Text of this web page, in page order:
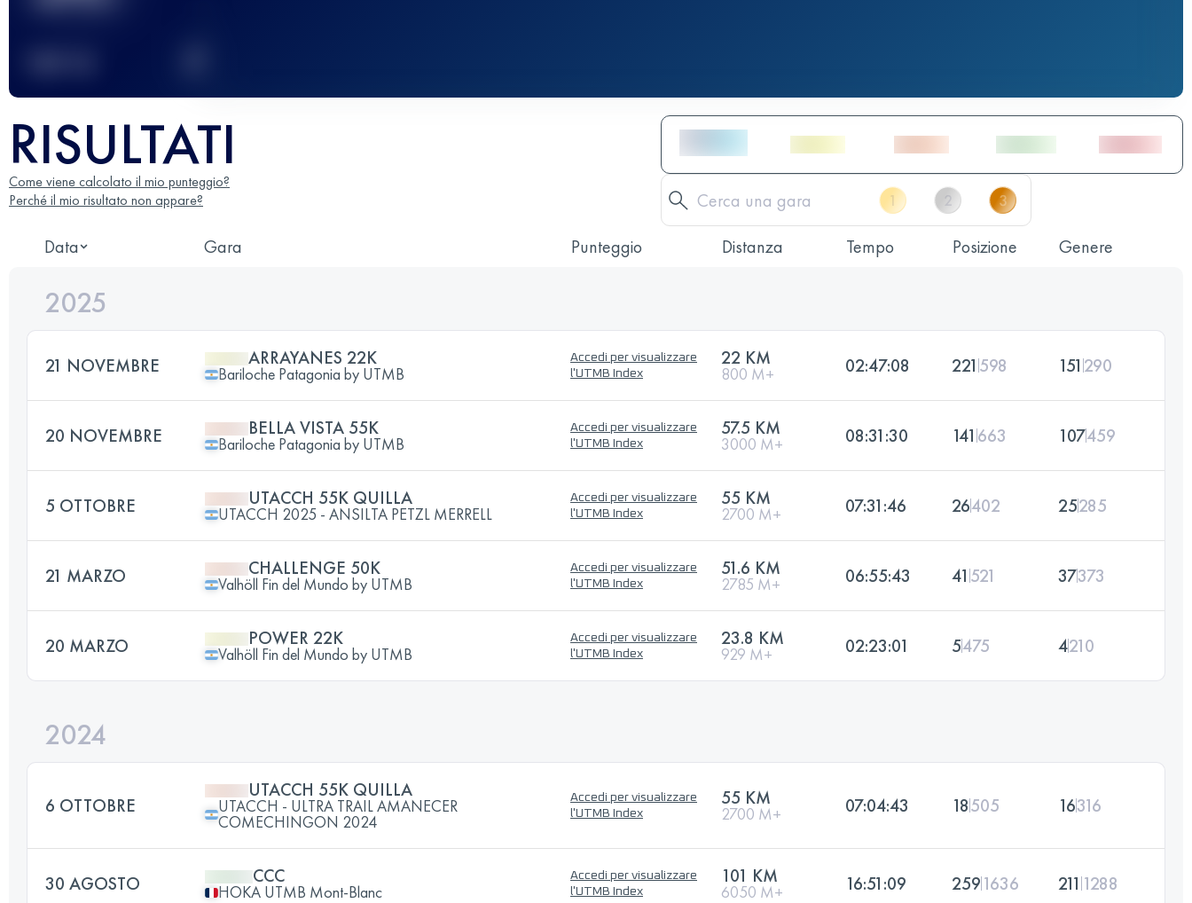
RISULTATI
Come viene calcolato il mio punteggio?
Perché il mio risultato non appare?
Data Gara Punteggio Distanza Tempo Posizione Genere
2025
21 NOVEMBRE ARRAYANES 22K
Bariloche Patagonia by UTMB
Accedi per visualizzare
l'UTMB Index
22 KM
800 M+ 02:47:08 221 598 151 290
20 NOVEMBRE BELLA VISTA 55K
Bariloche Patagonia by UTMB
Accedi per visualizzare
l'UTMB Index
57.5 KM
3000 M+ 08:31:30 141 663 107459
5 OTTOBRE UTACCH 55K QUILLA
UTACCH 2025 - ANSILTA PETZL MERRELL
Accedi per visualizzare
l'UTMB Index
55 KM
2700 M+ 07:31:46 26402 25285
21 MARZO CHALLENGE 50K
Valhöll Fin del Mundo by UTMB
Accedi per visualizzare
l'UTMB Index
51.6 KM
2785 M+ 06:55:43 41 521 37373
20 MARZO POWER 22K
Valhöll Fin del Mundo by UTMB
Accedi per visualizzare
l'UTMB Index
23.8 KM
929 M+ 02:23:01 5475 4210
2024
6 OTTOBRE
UTACCH 55K QUILLA
UTACCH - ULTRA TRAIL AMANECER
COMECHINGON 2024
Accedi per visualizzare
l'UTMB Index
55 KM
2700 M+ 07:04:43 18505 16316
30 AGOSTO CCC
HOKA UTMB Mont-Blanc
Accedi per visualizzare
l'UTMB Index
101 KM
6050 M+ 16:51:09 2591636 211 1288